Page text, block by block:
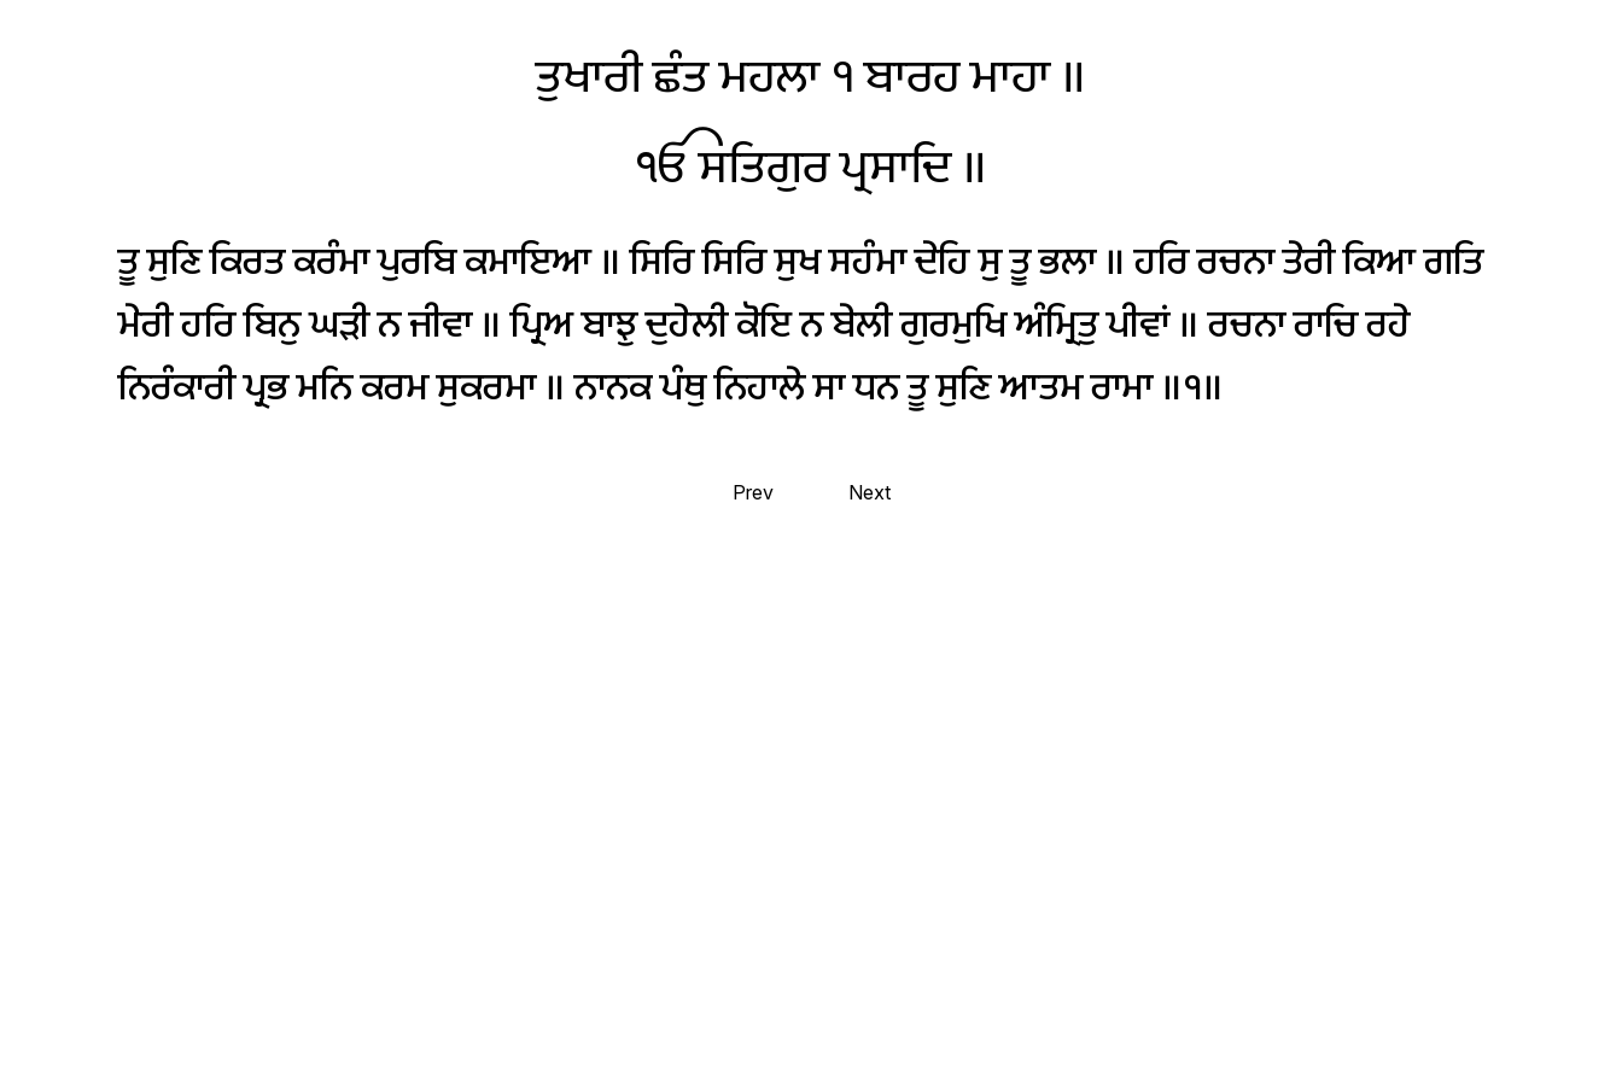
ਤੁਖਾਰੀਛੰਤਮਹਲਾ੧ਬਾਰਹਮਾਹਾ॥
ੴਸਤਿਗੁਰਪ੍ਰਸਾਦਿ॥
ਤੂਸੁਣਿਕਿਰਤਕਰੰਮਾਪੁਰਬਿਕਮਾਇਆ॥ਸਿਰਿਸਿਰਿਸੁਖਸਹੰਮਾਦੇਹਿਸੁਤੂਭਲਾ॥ਹਰਿਰਚਨਾਤੇਰੀਕਿਆਗਤਿ
ਮੇਰੀਹਰਿਬਿਨੁਘੜੀਨਜੀਵਾ॥ਪ੍ਰਿਅਬਾਝੁਦੁਹੇਲੀਕੋਇਨਬੇਲੀਗੁਰਮੁਖਿਅੰਮ੍ਰਿਤੁਪੀਵਾਂ॥ਰਚਨਾਰਾਚਿਰਹੇ
ਨਿਰੰਕਾਰੀਪ੍ਰਭਮਨਿਕਰਮਸੁਕਰਮਾ॥ਨਾਨਕਪੰਥੁਨਿਹਾਲੇਸਾਧਨਤੂਸੁਣਿਆਤਮਰਾਮਾ॥੧॥
Prev Next